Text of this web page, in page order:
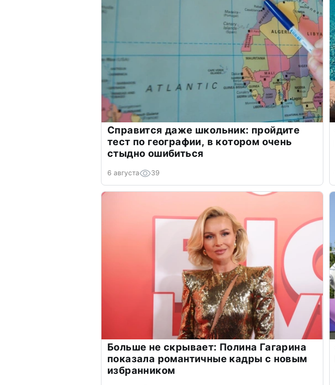
Справится даже школьник: пройдите
тест по географии, в котором очень
стыдно ошибиться
6 августа 39
Больше не скрывает: Полина Гагарина
показала романтичные кадры с новым
избранником